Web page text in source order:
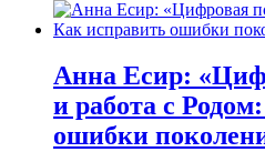
Анна Есир:
и работа с
ошибки